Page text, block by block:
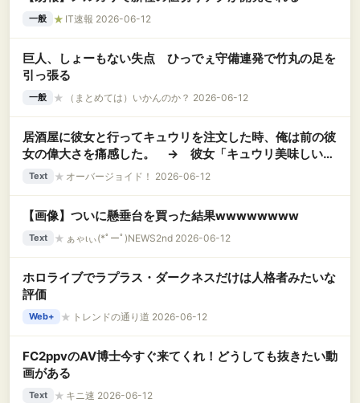
一般 ★ IT速報 2026-06-12
巨人、しょーもない失点 ひっでぇ守備連発で竹丸の足を
引っ張る
一般 ★ （まとめては）いかんのか？ 2026-06-12
居酒屋に彼女と行ってキュウリを注文した時、俺は前の彼
女の偉大さを痛感した。 → 彼女「キュウリ美味しい！
おかわりしようよ！」俺（可愛いだけじゃだめなんだ
Text ★ オーバージョイド！ 2026-06-12
【画像】ついに懸垂台を買った結果wwwwwwww
Text ★ ぁゃιぃ(*ﾟーﾟ)NEWS2nd 2026-06-12
ホロライブでラプラス・ダークネスだけは人格者みたいな
評価
Web+ ★ トレンドの通り道 2026-06-12
FC2ppvのAV博士今すぐ来てくれ！どうしても抜きたい動
画がある
Text ★ キニ速 2026-06-12